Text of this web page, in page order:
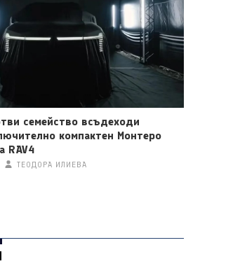
семейство всъдеходи
компактен Монтеро
RAV4
ТЕОДОРА ИЛИЕВА